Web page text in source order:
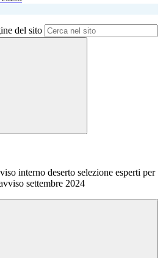
del sito
interno deserto selezione esperti per
settembre 2024